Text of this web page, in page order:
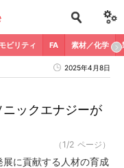
モビリティ FA 素材／化学
2025年4月8日
ックエナジーが
（1/2 ページ）
に貢献する人材の育成